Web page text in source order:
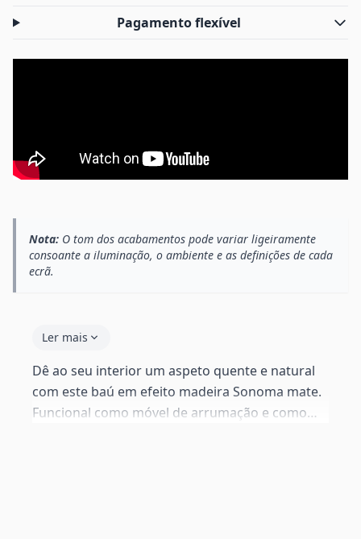
Pagamento flexível
Nota: O tom dos acabamentos pode variar ligeiramente
consoante a iluminação, o ambiente e as definições de cada
ecrã.
Ler mais
Dê ao seu interior um aspeto quente e natural
com este baú em efeito madeira Sonoma mate.
Funcional como móvel de arrumação e como